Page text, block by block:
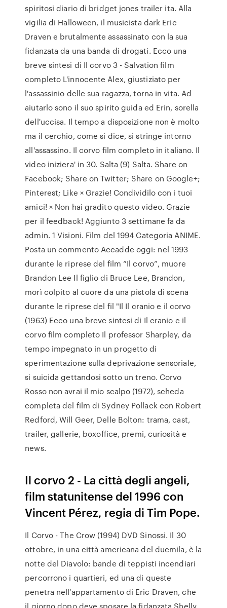
spiritosi diario di bridget jones trailer ita. Alla
vigilia di Halloween, il musicista dark Eric
Draven e brutalmente assassinato con la sua
fidanzata da una banda di drogati. Ecco una
breve sintesi di Il corvo 3 - Salvation film
completo L'innocente Alex, giustiziato per
l'assassinio delle sua ragazza, torna in vita. Ad
aiutarlo sono il suo spirito guida ed Erin, sorella
dell'uccisa. Il tempo a disposizione non è molto
ma il cerchio, come si dice, si stringe intorno
all'assassino. Il corvo film completo in italiano. Il
video iniziera' in 30. Salta (9) Salta. Share on
Facebook; Share on Twitter; Share on Google+;
Pinterest; Like × Grazie! Condividilo con i tuoi
amici! × Non hai gradito questo video. Grazie
per il feedback! Aggiunto 3 settimane fa da
admin. 1 Visioni. Film del 1994 Categoria ANIME.
Posta un commento Accadde oggi: nel 1993
durante le riprese del film “Il corvo”, muore
Brandon Lee Il figlio di Bruce Lee, Brandon,
morì colpito al cuore da una pistola di scena
durante le riprese del fil "Il Il cranio e il corvo
(1963) Ecco una breve sintesi di Il cranio e il
corvo film completo Il professor Sharpley, da
tempo impegnato in un progetto di
sperimentazione sulla deprivazione sensoriale,
si suicida gettandosi sotto un treno. Corvo
Rosso non avrai il mio scalpo (1972), scheda
completa del film di Sydney Pollack con Robert
Redford, Will Geer, Delle Bolton: trama, cast,
trailer, gallerie, boxoffice, premi, curiosità e
news.
Il corvo 2 - La città degli angeli,
film statunitense del 1996 con
Vincent Pérez, regia di Tim Pope.
Il Corvo - The Crow (1994) DVD Sinossi. Il 30
ottobre, in una città americana del duemila, è la
notte del Diavolo: bande di teppisti incendiari
percorrono i quartieri, ed una di queste
penetra nell'appartamento di Eric Draven, che
il giorno dopo deve sposare la fidanzata Shelly.